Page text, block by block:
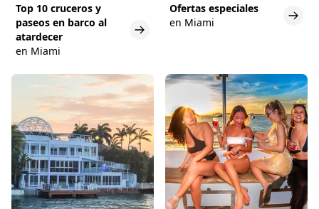
Top 10 cruceros y
paseos en barco al
atardecer
en Miami
Ofertas especiales
en Miami